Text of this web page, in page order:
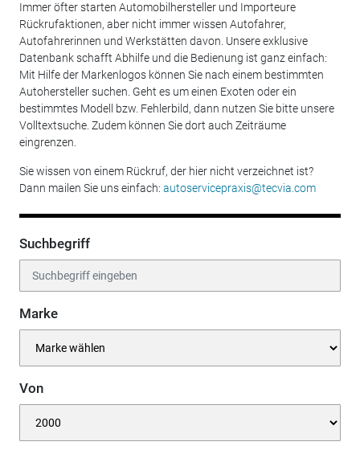
Immer öfter starten Automobilhersteller und Importeure
Rückrufaktionen, aber nicht immer wissen Autofahrer,
Autofahrerinnen und Werkstätten davon. Unsere exklusive
Datenbank schafft Abhilfe und die Bedienung ist ganz einfach:
Mit Hilfe der Markenlogos können Sie nach einem bestimmten
Autohersteller suchen. Geht es um einen Exoten oder ein
bestimmtes Modell bzw. Fehlerbild, dann nutzen Sie bitte unsere
Volltextsuche. Zudem können Sie dort auch Zeiträume
eingrenzen.
Sie wissen von einem Rückruf, der hier nicht verzeichnet ist?
Dann mailen Sie uns einfach: autoservicepraxis@tecvia.com
Suchbegriff
Marke
Von